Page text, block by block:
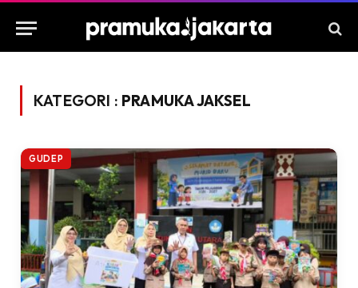
KATEGORI : PRAMUKA JAKSEL
GUDEP